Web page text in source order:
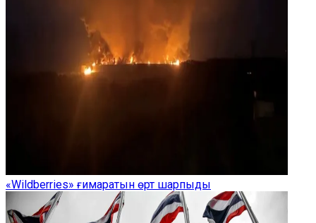
«Wildberries» ғимаратын өрт шарпыды